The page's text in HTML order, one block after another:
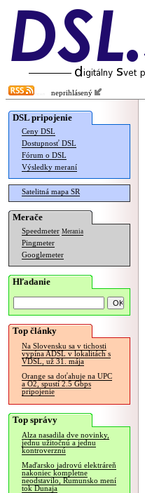
neprihlásený
DSL pripojenie
Ceny DSL
Dostupnosť DSL
Fórum o DSL
Výsledky meraní
Satelitná mapa SR
Merače
Speedmeter Merania
Pingmeter
Googlemeter
Hľadanie
Top články
Na Slovensku sa v tichosti
vypína ADSL v lokalitách s
VDSL, už 31. mája
Orange sa doťahuje na UPC
a O2, spustí 2.5 Gbps
pripojenie
Top správy
Alza nasadila dve novinky,
jednu užitočnú a jednu
kontroverznú
Maďarsko jadrovú elektráreň
nakoniec kompletne
neodstavilo, Rumunsko mení
tok Dunaja